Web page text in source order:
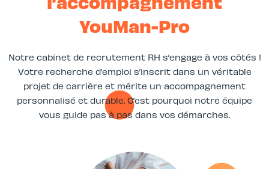
YouMan-Pro
Notre cabinet de recrutement RH s’engage à vos côtés !
Votre recherche d’emploi s’inscrit dans un véritable
projet de carrière et mérite un accompagnement
personnalisé et durable. C’est pourquoi notre équipe
vous guide pas à pas dans vos démarches.